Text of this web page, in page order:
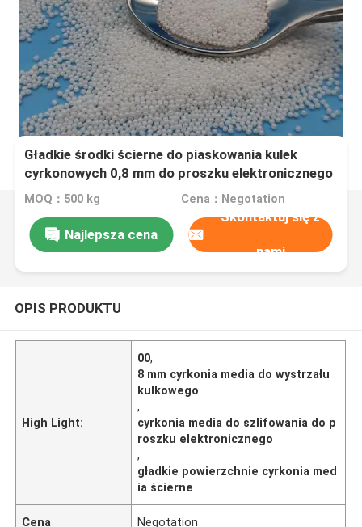
Gładkie środki ścierne do piaskowania kulek
cyrkonowych 0,8 mm do proszku elektronicznego
MOQ：500 kg Cena：Negotation
Najlepsza cena
Skontaktuj się z
nami
OPIS PRODUKTU
High Light:
00,
8 mm cyrkonia media do wystrzału
kulkowego
,
cyrkonia media do szlifowania do p
roszku elektronicznego
,
gładkie powierzchnie cyrkonia med
ia ścierne
Cena Negotation